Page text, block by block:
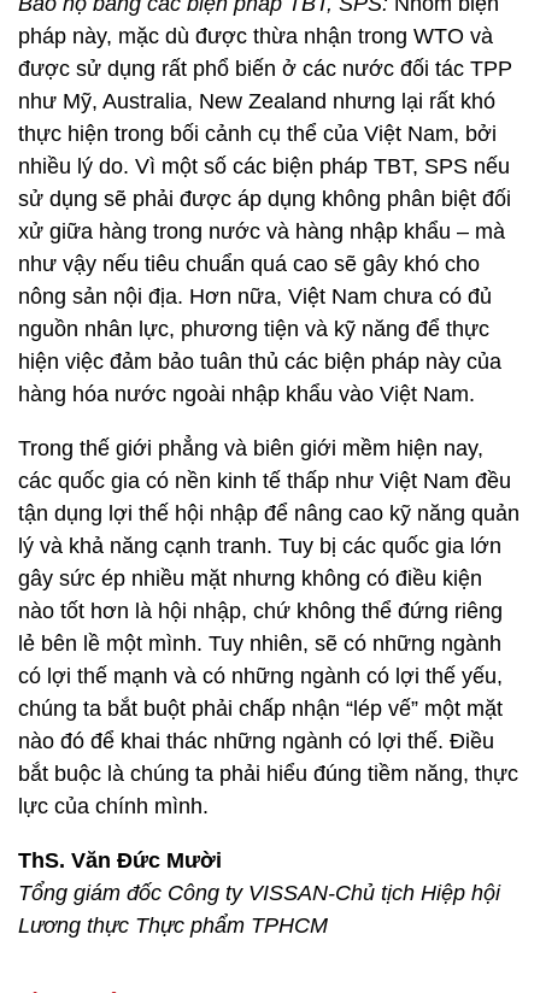
pháp này, mặc dù được thừa nhận trong WTO và
được sử dụng rất phổ biến ở các nước đối tác TPP
như Mỹ, Australia, New Zealand nhưng lại rất khó
thực hiện trong bối cảnh cụ thể của Việt Nam, bởi
nhiều lý do. Vì một số các biện pháp TBT, SPS nếu
sử dụng sẽ phải được áp dụng không phân biệt đối
xử giữa hàng trong nước và hàng nhập khẩu – mà
như vậy nếu tiêu chuẩn quá cao sẽ gây khó cho
nông sản nội địa. Hơn nữa, Việt Nam chưa có đủ
nguồn nhân lực, phương tiện và kỹ năng để thực
hiện việc đảm bảo tuân thủ các biện pháp này của
hàng hóa nước ngoài nhập khẩu vào Việt Nam.
Trong thế giới phẳng và biên giới mềm hiện nay,
các quốc gia có nền kinh tế thấp như Việt Nam đều
tận dụng lợi thế hội nhập để nâng cao kỹ năng quản
lý và khả năng cạnh tranh. Tuy bị các quốc gia lớn
gây sức ép nhiều mặt nhưng không có điều kiện
nào tốt hơn là hội nhập, chứ không thể đứng riêng
lẻ bên lề một mình. Tuy nhiên, sẽ có những ngành
có lợi thế mạnh và có những ngành có lợi thế yếu,
chúng ta bắt buột phải chấp nhận “lép vế” một mặt
nào đó để khai thác những ngành có lợi thế. Điều
bắt buộc là chúng ta phải hiểu đúng tiềm năng, thực
lực của chính mình.
ThS. Văn Đức Mười
Tổng giám đốc Công ty VISSAN-Chủ tịch Hiệp hội
Lương thực Thực phẩm TPHCM